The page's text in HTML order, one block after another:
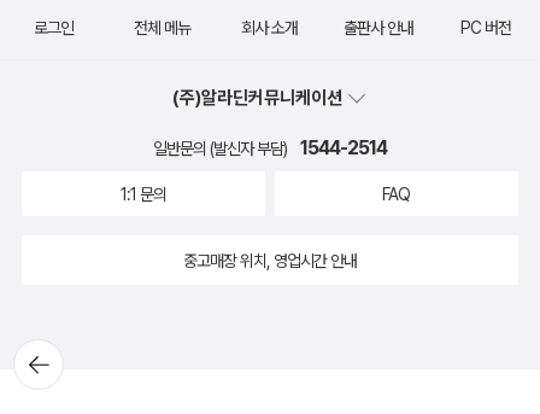
뒤로가
기
로그인 전체 메뉴 회사 소개 출판사 안내 PC 버전
(주)알라딘커뮤니케이션
일반문의 (발신자 부담) 1544-2514
1:1 문의 FAQ
중고매장 위치, 영업시간 안내